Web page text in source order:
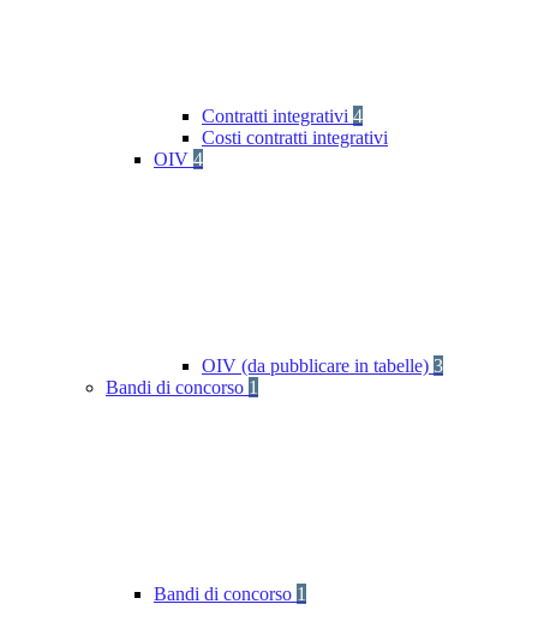
Contratti integrativi 4
Costi contratti integrativi
OIV 4
OIV (da pubblicare in tabelle) 3
Bandi di concorso 1
Bandi di concorso 1